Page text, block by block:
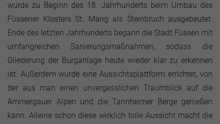
wurde zu Beginn des 18. Jahrhunderts beim Umbau des
Füssener Klosters St. Mang als Steinbruch ausgebeutet.
Ende des letzten Jahrhunderts begann die Stadt Füssen mit
umfangreichen Sanierungsmaßnahmen, sodass die
Gliederung der Burganlage heute wieder klar zu erkennen
ist. Außerdem wurde eine Aussichtsplattform errichtet, von
der aus man einen unvergesslichen Traumblick auf die
Ammergauer Alpen und die Tannheimer Berge genießen
kann. Alleine schon diese wirklich tolle Aussicht macht die